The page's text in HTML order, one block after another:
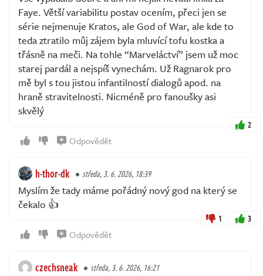
Faye. Větší variabilitu postav ocením, přeci jen se
série nejmenuje Kratos, ale God of War, ale kde to
teda ztratilo můj zájem byla mluvící tofu kostka a
třásně na meči. Na tohle “Marveláctví” jsem už moc
starej pardál a nejspíš vynechám. Už Ragnarok pro
mě byl s tou jistou infantilností dialogů apod. na
hraně stravitelnosti. Nicméně pro fanoušky asi
skvělý
2
Odpovědět
h-thor-dk středa, 3. 6. 2026, 18:39
Myslím že tady máme pořádný nový god na který se
čekalo 👍
1 3
Odpovědět
czechsneak středa, 3. 6. 2026, 16:21